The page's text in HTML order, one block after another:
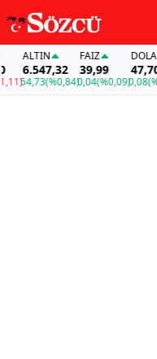
ALTIN
6.547,32
54,73(%0,84)
FAİZ
39,99
0,04(%0,09)
DOLAR
47,70
0,08